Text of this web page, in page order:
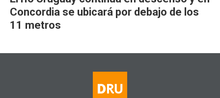
Concordia se ubicará por debajo de los
11 metros